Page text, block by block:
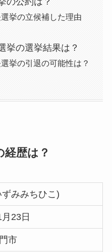
挙の立候補した理由
挙の選挙結果は？
挙の引退の可能性は？
経歴は？
みみちひこ)
23日
市